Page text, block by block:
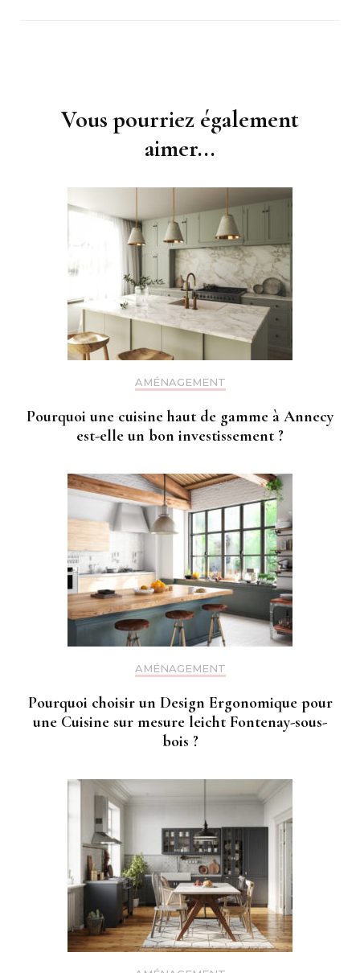
Vous pourriez également
aimer...
AMÉNAGEMENT
Pourquoi une cuisine haut de gamme à Annecy
est-elle un bon investissement ?
AMÉNAGEMENT
Pourquoi choisir un Design Ergonomique pour
une Cuisine sur mesure leicht Fontenay-sous-
bois ?